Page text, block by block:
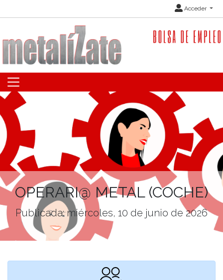
Acceder
OPERARI@ METAL (COCHE)
Publicada: miércoles, 10 de junio de 2026